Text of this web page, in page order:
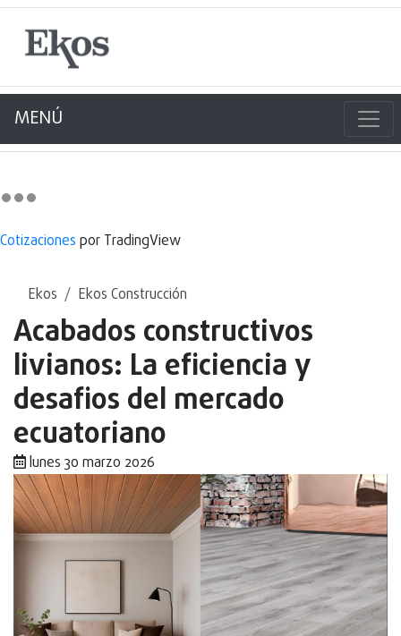
MENÚ
Cotizaciones por TradingView
Ekos Ekos Construcción
Acabados constructivos
livianos: La eficiencia y
desafios del mercado
ecuatoriano
lunes 30 marzo 2026